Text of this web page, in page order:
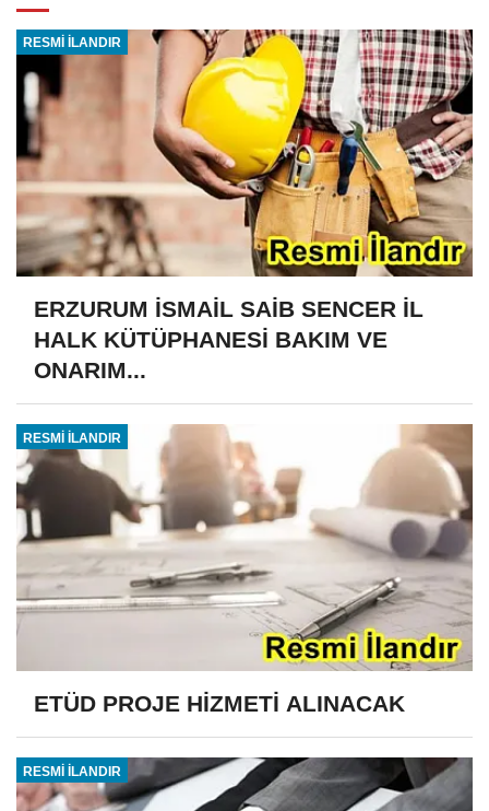
RESMİ İLANDIR
ERZURUM İSMAİL SAİB SENCER İL
HALK KÜTÜPHANESİ BAKIM VE
ONARIM...
RESMİ İLANDIR
ETÜD PROJE HİZMETİ ALINACAK
RESMİ İLANDIR